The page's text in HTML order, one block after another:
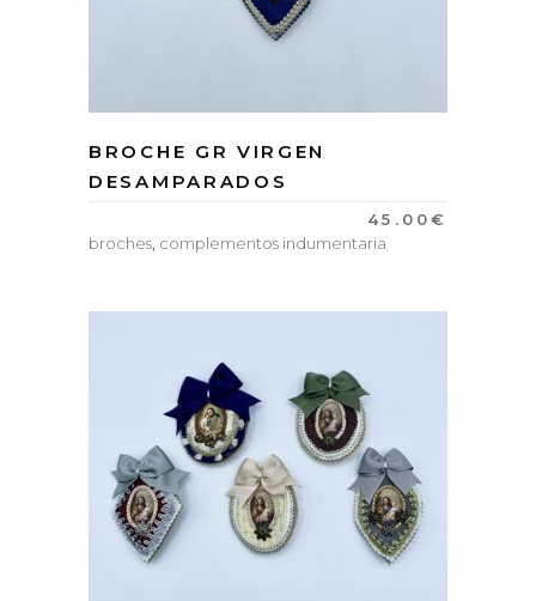
BROCHE GR VIRGEN
DESAMPARADOS
45.00€
broches, complementos indumentaria